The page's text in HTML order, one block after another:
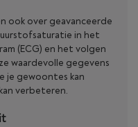
ook over geavanceerde
in het
(ECG) en het volgen
waardevolle gegevens
je gewoontes kan
verbeteren.